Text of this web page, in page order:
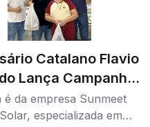
Catalano Flavio
Lança Campanha
para
o Comércio da
é da empresa Sunmeet
especializada em